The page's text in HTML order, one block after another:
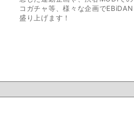
コガチャ等、様々な企画で
盛り上げます！